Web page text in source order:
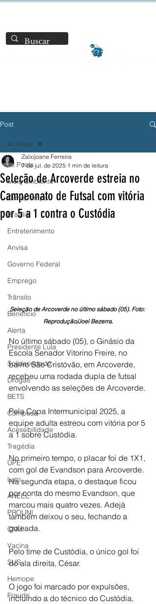
Post
All Posts
Meio ambiente
Clima/Tempo
Brasília
Entretenimento
Anvisa
Governo Federal
Emprego
Trânsito
Benefício
Alerta
Presidente Lula
Solidariedade
Drogas
BETS
Compesa
Acessibilidade
Tragédia
UPE
Luto
ANEEL
PROUNI
CNU
Vacina
SUS
Hemope
Fraude
All Posts
Seleção de Arcoverde estreia no
Campeonato de Futsal com vitória
por 5 a 1 contra o Custódia
Zalxijoane Ferreira
7 de jul. de 2025 1 min de leitura
Seleção de Arcoverde no último sábado (05). Foto:
Reprodução/Joel Bezerra.
No último sábado (05), o Ginásio da
Escola Senador Vitorino Freire, no
bairro São Cristóvão, em Arcoverde,
recebeu uma rodada dupla de futsal
envolvendo as seleções de Arcoverde.
Pela Copa Intermunicipal 2025, a
equipe adulta estreou com vitória por 5
a 1 sobre Custódia.
No primeiro tempo, o placar foi de 1X1,
com gol de Evandson para Arcoverde.
Na segunda etapa, o destaque ficou
por conta do mesmo Evandson, que
marcou mais quatro vezes. Adejá
também deixou o seu, fechando a
goleada.
Pelo time de Custódia, o único gol foi
do ala direita, César.
O jogo foi marcado por expulsões,
incluindo a do técnico do Custódia,